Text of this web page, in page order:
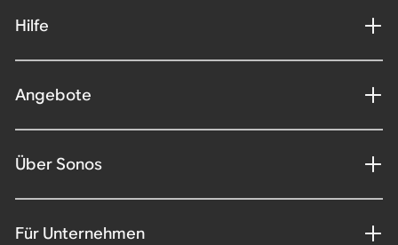
Hilfe
Angebote
Über Sonos
Für Unternehmen